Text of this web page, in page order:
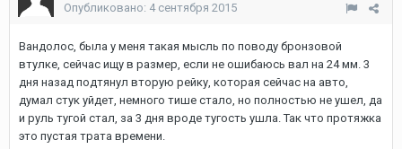
Опубликовано: 4 сентября 2015
Вандолос, была у меня такая мысль по поводу бронзовой
втулке, сейчас ищу в размер, если не ошибаюсь вал на 24 мм. 3
дня назад подтянул вторую рейку, которая сейчас на авто,
думал стук уйдет, немного тише стало, но полностью не ушел, да
и руль тугой стал, за 3 дня вроде тугость ушла. Так что протяжка
это пустая трата времени.